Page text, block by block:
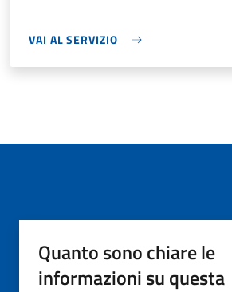
VAI AL SERVIZIO
Quanto sono chiare le
informazioni su questa